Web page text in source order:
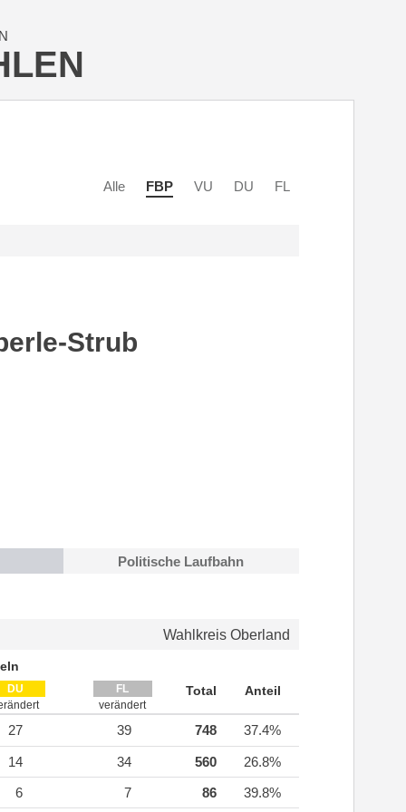
Alle FBP VU DU FL
Strub
Politische Laufbahn
Wahlkreis Oberland
DU
FL
verändert
Total Anteil
27 39 748 37.4%
14 34 560
26.8%
6
7 86 39.8%